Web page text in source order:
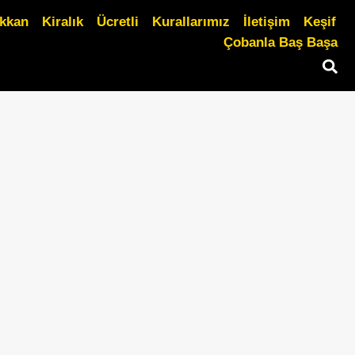
Kiralık Ücretli Kurallarımız İletişim
Keşif
Çobanla Baş Başa